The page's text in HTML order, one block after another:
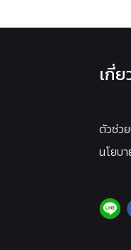
เกี่
ตัวช่วย
นโยบ